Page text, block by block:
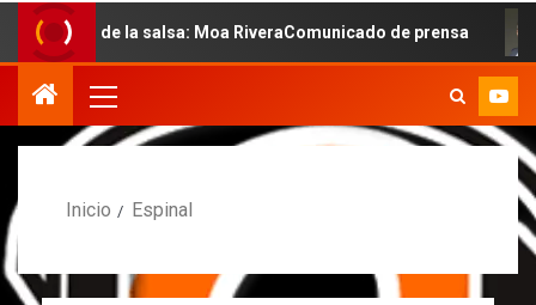
de la salsa: Moa RiveraComunicado de prensa
Inicio Espinal